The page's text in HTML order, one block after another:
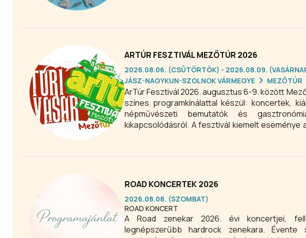
ARTÚR FESZTIVÁL MEZŐTÚR 2026
2026.08.06. (CSÜTÖRTÖK) - 2026.08.09.
JÁSZ-NAGYKUN-SZOLNOK VÁRMEGYE
MEZŐTÚR
ArTúr Fesztivál 2026. augusztus 6-9. között
színes programkínálattal készül: koncertek,
népművészeti bemutatók és
kikapcsolódásról. A fesztivál kiemelt eseménye
ROAD KONCERTEK 2026
2026.08.08. (SZOMBAT)
ROAD KONCERT
A Road zenekar 2026. évi koncertjei, fellépései országszerte. Magyarország egyik
legnépszerűbb hardrock zenekara.